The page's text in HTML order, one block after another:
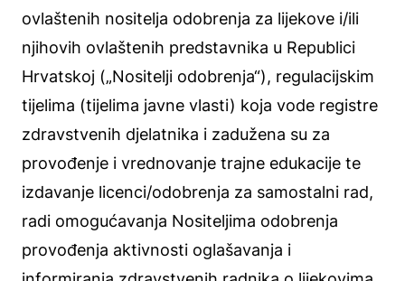
ovlaštenih nositelja odobrenja za lijekove i/ili
njihovih ovlaštenih predstavnika u Republici
Hrvatskoj („Nositelji odobrenja“), ​regulacijskim
tijelima (tijelima javne vlasti) koja vode registre
zdravstvenih djelatnika i zadužena su za
provođenje i vrednovanje trajne edukacije te
izdavanje licenci/odobrenja za samostalni rad​,
radi omogućavanja Nositeljima odobrenja
provođenja aktivnosti oglašavanja i